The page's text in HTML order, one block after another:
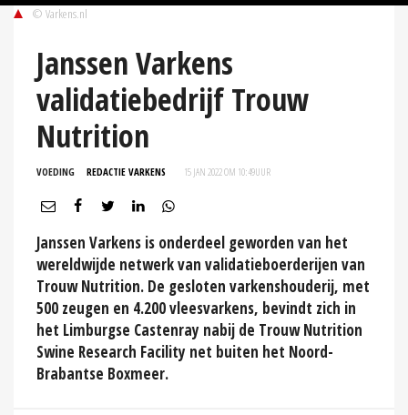
© Varkens.nl
Janssen Varkens
validatiebedrijf Trouw
Nutrition
VOEDING REDACTIE VARKENS 15 JAN 2022 OM 10:49UUR
Janssen Varkens is onderdeel geworden van het
wereldwijde netwerk van validatieboerderijen van
Trouw Nutrition. De gesloten varkenshouderij, met
500 zeugen en 4.200 vleesvarkens, bevindt zich in
het Limburgse Castenray nabij de Trouw Nutrition
Swine Research Facility net buiten het Noord-
Brabantse Boxmeer.